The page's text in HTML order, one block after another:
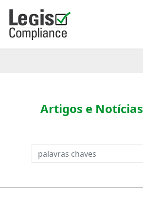
PESQUISAR
Artigos e Notícias